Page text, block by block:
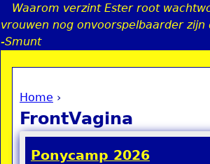
Jump to navigation
Waarom verzint Ester root
vrouwen nog onvoorspelbaarder
-Smunt
You are here
Home ›
FrontVagina
Ponycamp 2026